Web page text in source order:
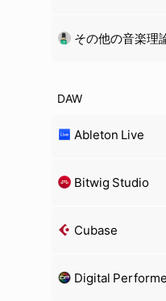
その他の音楽理
DAW
Ableton Live
Bitwig Studio
Cubase
Digital